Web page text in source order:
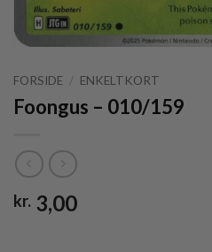
FORSIDE / ENKELTKORT
Foongus – 010/159
kr. 3,00